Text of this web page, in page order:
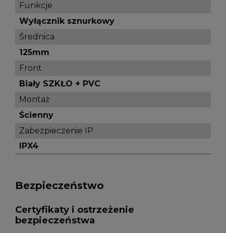
Funkcje
Wyłącznik sznurkowy
Średnica
125mm
Front
Biały SZKŁO + PVC
Montaż
Ścienny
Zabezpieczenie IP
IPX4
Bezpieczeństwo
Certyfikaty i ostrzeżenie
bezpieczeństwa